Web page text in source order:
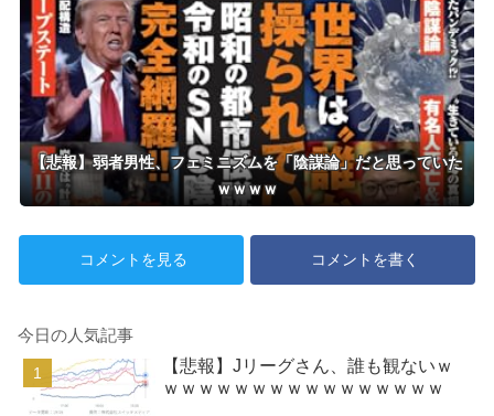
ターになれそう！
【悲報】弱者男性、フェミニズムを「陰謀論」だと思っていた
ｗｗｗｗ
コメントを見る コメントを書く
今日の人気記事
【悲報】Jリーグさん、誰も観ないｗ
ｗｗｗｗｗｗｗｗｗｗｗｗｗｗｗｗ